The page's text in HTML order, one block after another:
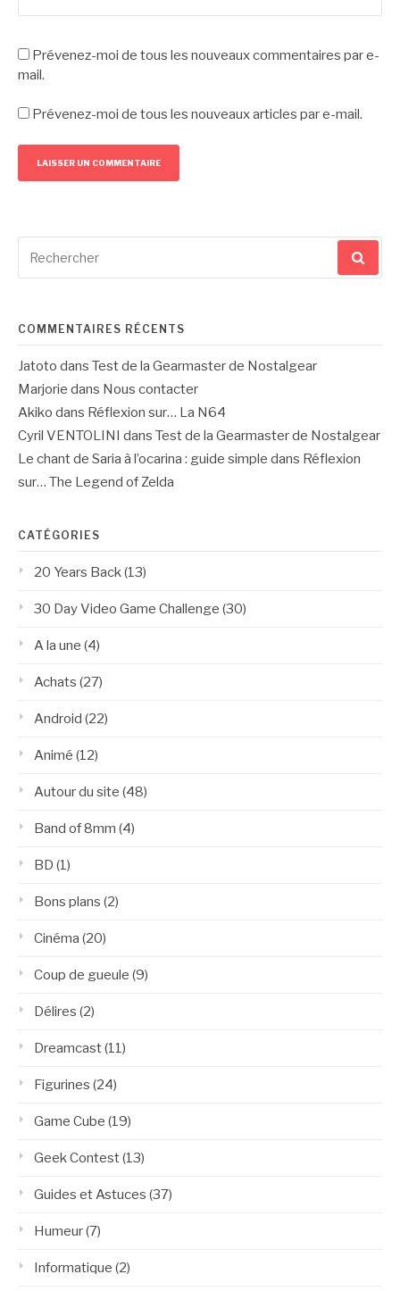
Prévenez-moi de tous les nouveaux commentaires par e-
mail.
Prévenez-moi de tous les nouveaux articles par e-mail.
pour
COMMENTAIRES RÉCENTS
Jatoto dans Test de la Gearmaster de Nostalgear
Marjorie dans Nous contacter
Akiko dans Réflexion sur… La N64
Cyril VENTOLINI dans Test de la Gearmaster de Nostalgear
Le chant de Saria à l’ocarina : guide simple dans Réflexion
sur… The Legend of Zelda
CATÉGORIES
20 Years Back(13)
30 Day Video Game Challenge (30)
A la une (4)
Achats (27)
Android (22)
Animé (12)
Autour du site (48)
Band of 8mm (4)
BD (1)
Bons plans (2)
Cinéma (20)
Coup de gueule (9)
Délires (2)
Dreamcast(11)
Figurines (24)
Game Cube (19)
Geek Contest(13)
Guides et Astuces (37)
Humeur(7)
Informatique (2)